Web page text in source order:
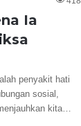
Ia
penyakit hati
sosial,
kita…